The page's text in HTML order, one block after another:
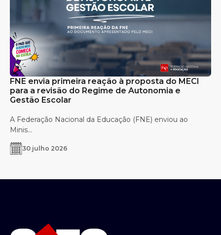
FNE envia primeira reação à proposta do MECI
para a revisão do Regime de Autonomia e
Gestão Escolar
A Federação Nacional da Educação (FNE) enviou ao
Minis...
30 julho 2026